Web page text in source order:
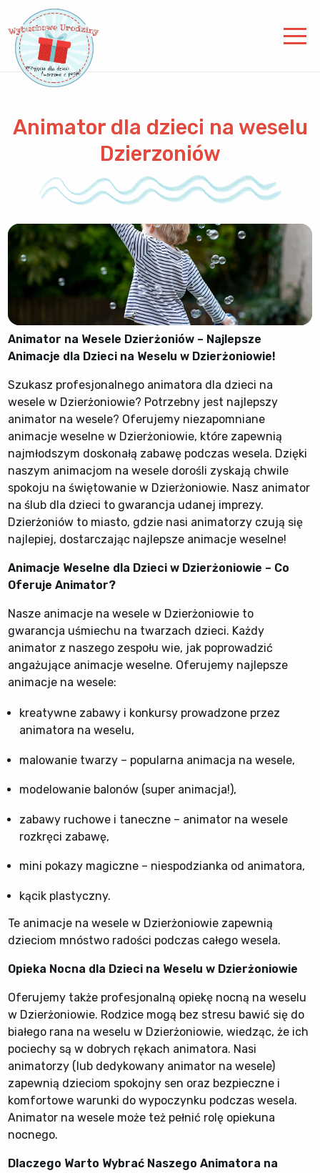
Animator dla dzieci na weselu
Dzierzoniów
Animator na Wesele Dzierżoniów – Najlepsze
Animacje dla Dzieci na Weselu w Dzierżoniowie!
Szukasz profesjonalnego animatora dla dzieci na
wesele w Dzierżoniowie? Potrzebny jest najlepszy
animator na wesele? Oferujemy niezapomniane
animacje weselne w Dzierżoniowie, które zapewnią
najmłodszym doskonałą zabawę podczas wesela. Dzięki
naszym animacjom na wesele dorośli zyskają chwile
spokoju na świętowanie w Dzierżoniowie. Nasz animator
na ślub dla dzieci to gwarancja udanej imprezy.
Dzierżoniów to miasto, gdzie nasi animatorzy czują się
najlepiej, dostarczając najlepsze animacje weselne!
Animacje Weselne dla Dzieci w Dzierżoniowie – Co
Oferuje Animator?
Nasze animacje na wesele w Dzierżoniowie to
gwarancja uśmiechu na twarzach dzieci. Każdy
animator z naszego zespołu wie, jak poprowadzić
angażujące animacje weselne. Oferujemy najlepsze
animacje na wesele:
kreatywne zabawy i konkursy prowadzone przez
animatora na weselu,
malowanie twarzy – popularna animacja na wesele,
modelowanie balonów (super animacja!),
zabawy ruchowe i taneczne – animator na wesele
rozkręci zabawę,
mini pokazy magiczne – niespodzianka od animatora,
kącik plastyczny.
Te animacje na wesele w Dzierżoniowie zapewnią
dzieciom mnóstwo radości podczas całego wesela.
Opieka Nocna dla Dzieci na Weselu w Dzierżoniowie
Oferujemy także profesjonalną opiekę nocną na weselu
w Dzierżoniowie. Rodzice mogą bez stresu bawić się do
białego rana na weselu w Dzierżoniowie, wiedząc, że ich
pociechy są w dobrych rękach animatora. Nasi
animatorzy (lub dedykowany animator na wesele)
zapewnią dzieciom spokojny sen oraz bezpieczne i
komfortowe warunki do wypoczynku podczas wesela.
Animator na wesele może też pełnić rolę opiekuna
nocnego.
Dlaczego Warto Wybrać Naszego Animatora na